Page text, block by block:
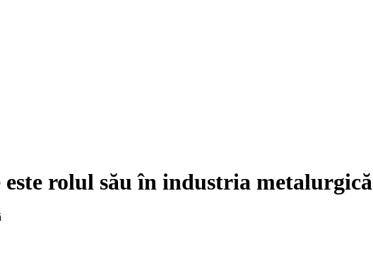
este rolul său în industria metalurgică